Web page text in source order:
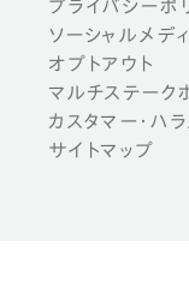
プライバシーポ
ソーシャルメデ
オプトアウト
マルチステーク
カスタマー・ハ
サイトマップ